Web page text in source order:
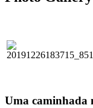
Uma caminhada